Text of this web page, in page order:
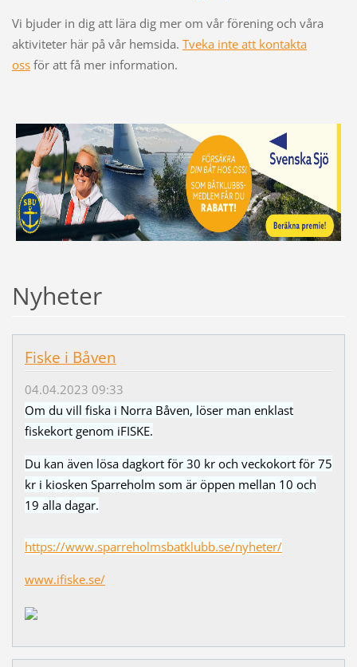
Vi bjuder in dig att lära dig mer om vår förening och våra
aktiviteter här på vår hemsida. Tveka inte att kontakta
ossför att få mer information.
Nyheter
Fiske i Båven
04.04.2023 09:33
Om du vill fiska i Norra Båven, löser man enklast
fiskekort genom iFISKE.
Du kan även lösa dagkort för 30 kr och veckokort för 75
kr i kiosken Sparreholm som är öppen mellan 10 och
19 alla dagar.
https://www.sparreholmsbatklubb.se/nyheter/
www.ifiske.se/